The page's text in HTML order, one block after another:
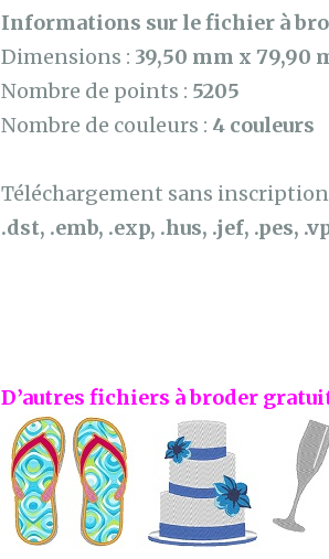
Informations sur le fichier à
Dimensions : 39,50 mm x 79,90
Nombre de points : 5205
Nombre de couleurs : 4 couleurs
Téléchargement sans
.dst, .emb, .exp, .hus, .jef, .pes,
D’autres fichiers à broder